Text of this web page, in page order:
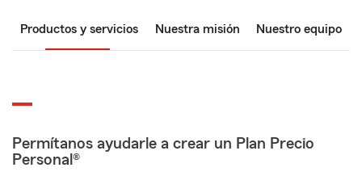
Productos y servicios Nuestra misión Nuestro equipo
Permítanos ayudarle a crear un Plan Precio
Personal®